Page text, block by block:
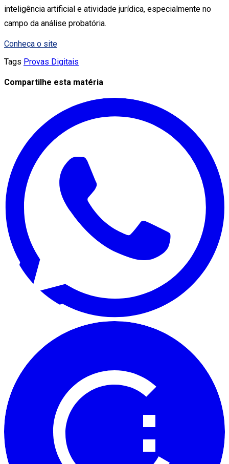
inteligência artificial e atividade jurídica, especialmente no
campo da análise probatória.
Conheça o site
Tags Provas Digitais
Compartilhe esta matéria